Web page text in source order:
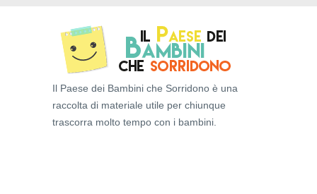
Il Paese dei Bambini che Sorridono è una
raccolta di materiale utile per chiunque
trascorra molto tempo con i bambini.